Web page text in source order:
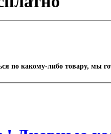
по какому-либо товару, мы